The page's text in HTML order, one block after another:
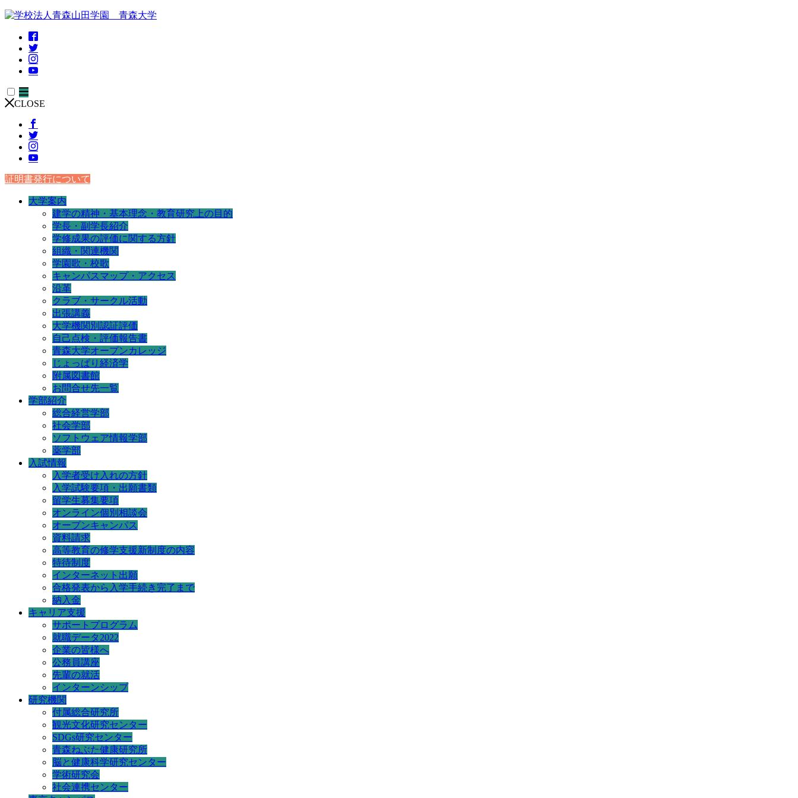
CLOSE
証明書発行について
大学案内
建学の精神・基本理念・教育研究上の目的
学長・副学長紹介
学修成果の評価に関する方針
組織・関連機関
学園歌・校歌
キャンパスマップ・アクセス
沿革
クラブ・サークル活動
出張講義
大学機関別認証評価
自己点検・評価報告書
青森大学オープンカレッジ
じょっぱり経済学
附属図書館
お問合せ先一覧
学部紹介
総合経営学部
社会学部
ソフトウェア情報学部
薬学部
入試情報
入学者受け入れの方針
入学試験要項・出願書類
留学生募集要項
オンライン個別相談会
オープンキャンパス
資料請求
高等教育の修学支援新制度の内容
特待制度
インターネット出願
合格発表から入学手続き完了まで
納入金
キャリア支援
サポートプログラム
就職データ2022
企業の皆様へ
公務員講座
先輩の就活
インターンシップ
研究機関
付属総合研究所
観光文化研究センター
SDGs研究センター
青森ねぶた健康研究所
脳と健康科学研究センター
学術研究会
社会連携センター